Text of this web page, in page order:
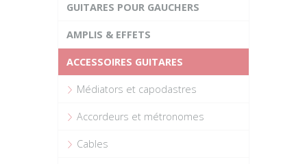
GUITARES POUR GAUCHERS
AMPLIS & EFFETS
ACCESSOIRES GUITARES
Médiators et capodastres
Accordeurs et métronomes
Cables